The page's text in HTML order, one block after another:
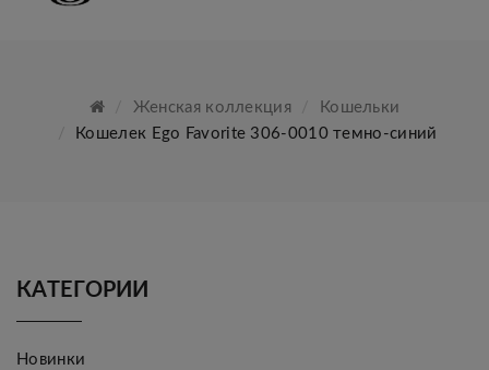
Женская коллекция
Кошельки
Кошелек Ego Favorite 306-0010 темно-синий
КАТЕГОРИИ
Новинки